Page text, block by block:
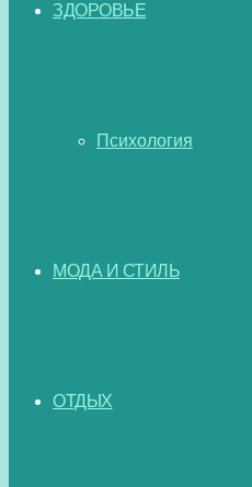
ЗДОРОВЬЕ
Психология
МОДА И СТИЛЬ
ОТДЫХ